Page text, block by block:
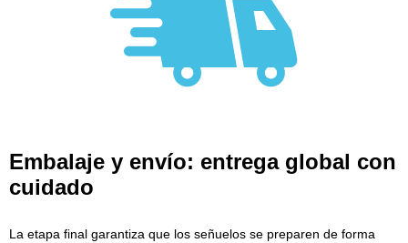
Embalaje y envío: entrega global con
cuidado
La etapa final garantiza que los señuelos se preparen de forma